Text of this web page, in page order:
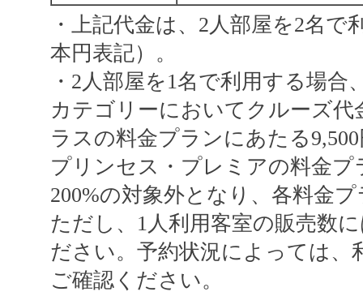
・上記代金は、2人部屋を2名
本円表記）。
・2人部屋を1名で利用する場
カテゴリーにおいてクルーズ
ラスの料金プランにあたる
プリンセス・プレミアの料金プ
200%の対象外となり、各料金
ただし、1人利用客室の販売数
ださい。予約状況によっては
ご確認ください。